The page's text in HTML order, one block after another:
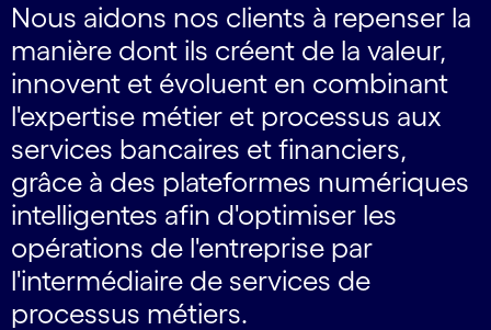
Nous aidons nos clients à repenser la
manière dont ils créent de la valeur,
innovent et évoluent en combinant
l'expertise métier et processus aux
services bancaires et financiers,
grâce à des plateformes numériques
intelligentes afin d'optimiser les
opérations de l'entreprise par
l'intermédiaire de services de
processus métiers.